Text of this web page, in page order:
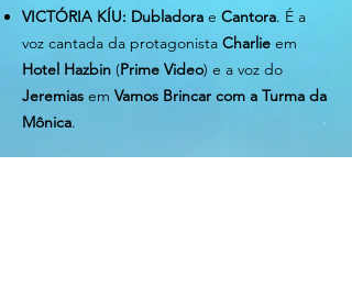
VICTÓRIA KÍU: Dubladora e Cantora. É a
voz cantada da protagonista Charlie em
Hotel Hazbin (Prime Video) e a voz do
Jeremias em Vamos Brincar com a Turma da
Mônica.